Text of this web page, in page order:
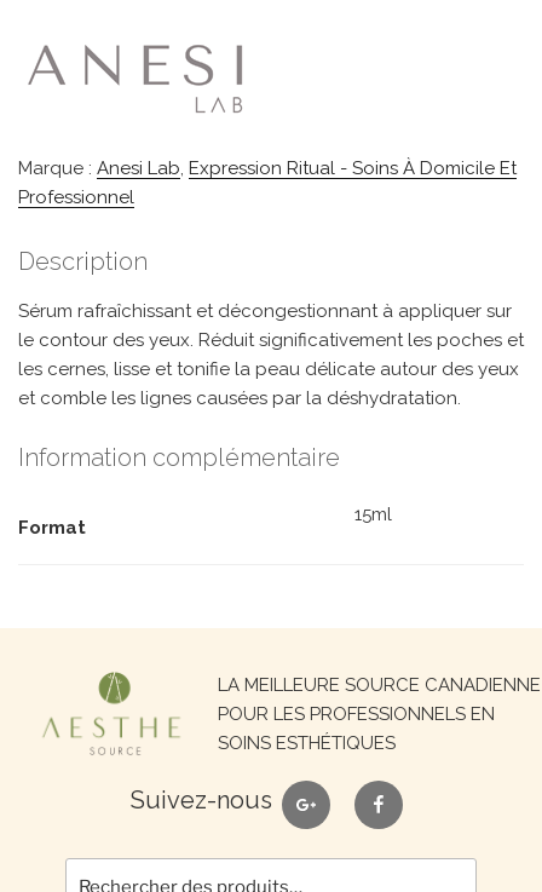
Marque : Anesi Lab, Expression Ritual - Soins À Domicile Et
Professionnel
Description
Sérum rafraîchissant et décongestionnant à appliquer sur
le contour des yeux. Réduit significativement les poches et
les cernes, lisse et tonifie la peau délicate autour des yeux
et comble les lignes causées par la déshydratation.
Information complémentaire
Format
15ml
LA MEILLEURE SOURCE CANADIENNE
POUR LES PROFESSIONNELS EN
SOINS ESTHÉTIQUES
Suivez-nous google facebook
Recherche
pour :